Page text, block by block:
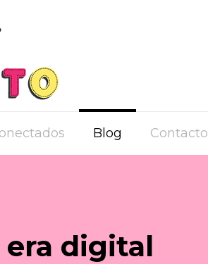
Blog Contacto
era digital